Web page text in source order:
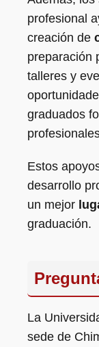
profesional
creación de
preparación
talleres y
graduados
Estos
desarrollo
un mejor
graduación.
La
sede de